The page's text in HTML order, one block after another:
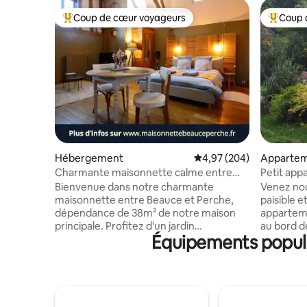
Coups de cœur voyageurs les plus appréciés
Coup de cœur voyageurs
Hébergement Évaluation moyenne
4,97 (204)
Charmante maisonnette calme entre
Beauce et Perche
Bienvenue dans notre charmante
maisonnette entre Beauce et Perche,
dépendance de 38m² de notre maison
principale. Profitez d'un jardin
indépendant et garez votre voiture sur
notre emplacement privé. À moins de 30
Coups
Coup
Petit
de la forêt
Venez
paisible et isolé . Nous
au bord
size,
45 m 2) .
Équipements